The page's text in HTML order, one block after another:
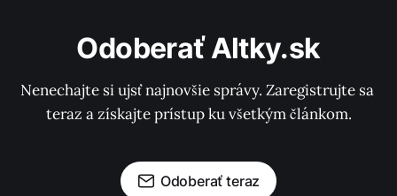
Odoberať Altky.sk
Nenechajte si ujsť najnovšie správy. Zaregistrujte sa
teraz a získajte prístup ku všetkým článkom.
Odoberať teraz